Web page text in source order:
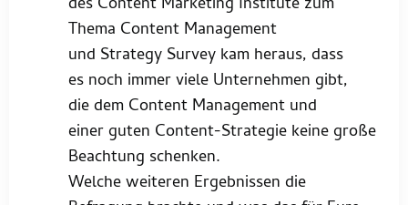
Thema Content Management
und Strategy Survey kam heraus, dass
es noch immer viele Unternehmen gibt,
die dem Content Management und
einer guten Content-Strategie keine große
Beachtung schenken.
Welche weiteren Ergebnissen die